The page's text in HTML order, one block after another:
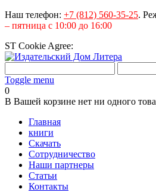
Наш телефон: +7 (812) 560-35-25.
– пятница с 10:00 до 16:00
ST Cookie Agree:
Toggle menu
0
В Вашей корзине нет ни одного
Главная
книги
Скачать
Сотрудничество
Наши партнеры
Статьи
Контакты